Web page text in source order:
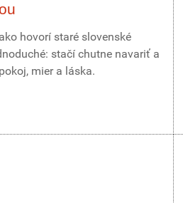
hovorí staré slovenské
stačí chutne navariť a
mier a láska.